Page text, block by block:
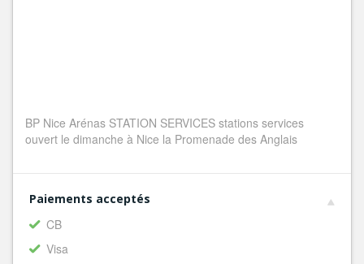
BP Nice Arénas STATION SERVICES stations services
ouvert le dimanche à Nice la Promenade des Anglais
Paiements acceptés
CB
Visa